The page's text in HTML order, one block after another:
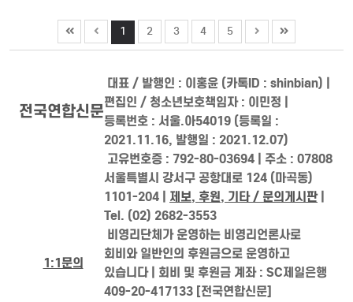
1 2 3 4 5
전국연합신문
대표 / 발행인 : 이홍윤 (카톡ID : shinbian) |
편집인 / 청소년보호책임자 : 이민정 |
등록번호 : 서울.아54019 (등록일 :
2021.11.16, 발행일 : 2021.12.07)
고유번호증 : 792-80-03694 | 주소 : 07808
서울특별시 강서구 공항대로 124 (마곡동)
1101-204 | 제보, 후원, 기타 / 문의게시판|
Tel. (02) 2682-3553
1:1문의
비영리단체가 운영하는 비영리언론사로
회비와 일반인의 후원금으로 운영하고
있습니다 | 회비 및 후원금 계좌 : SC제일은행
409-20-417133 [전국연합신문]